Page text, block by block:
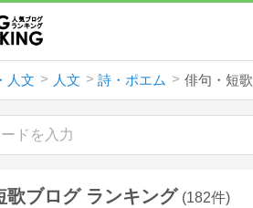
人文 人文 詩・ポエム 俳句・短歌
歌ブログ ランキング (182件)